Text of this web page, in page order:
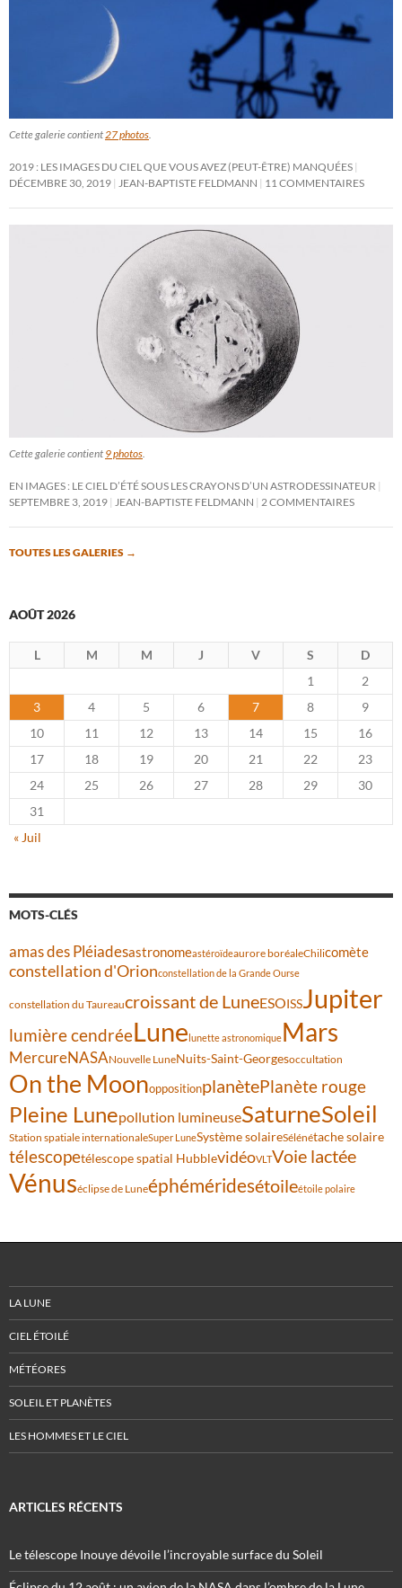
Cette galerie contient27 photos.
2019 : LES IMAGES DU CIEL QUE VOUS AVEZ (PEUT-ÊTRE) MANQUÉES
DÉCEMBRE 30, 2019 JEAN-BAPTISTE FELDMANN 11 COMMENTAIRES
Cette galerie contient 9 photos
EN IMAGES : LE CIEL D’ÉTÉ SOUS LES CRAYONS D’UN ASTRODESSINATEUR
SEPTEMBRE 3, 2019
JEAN-BAPTISTE FELDMANN 2 COMMENTAIRES
TOUTES LES GALERIES →
AOÛT 2026
L M M J V S
D
1
2
3
4 5 6 7 8
9
10
11 12 13 14 15
16
17
18 19 20 21 22
23
24
25 26 27 28 29
30
31
« Juil
MOTS-CLÉS
amas des Pléiadesastronomeastéroïdeaurore boréaleChilicomète
constellation d'Orionconstellation de la Grande Ourse
constellation du Taureaucroissant de LuneESOISSJupiter
lumière cendréeLunelunette astronomiqueMars
MercureNASANouvelle LuneNuits-Saint-Georgesoccultation
On the MoonoppositionplanètePlanète rouge
Pleine Lunepollution lumineuseSaturneSoleil
Station spatiale internationaleSuper LuneSystème solaireSélénétache solaire
télescopetélescope spatial HubblevidéoVLTVoie lactée
Vénuséclipse de Luneéphéméridesétoileétoile polaire
LA LUNE
CIEL ÉTOILÉ
MÉTÉORES
SOLEIL ET PLANÈTES
LES HOMMES ET LE CIEL
ARTICLES RÉCENTS
Le télescope Inouye dévoile l’incroyable surface du Soleil